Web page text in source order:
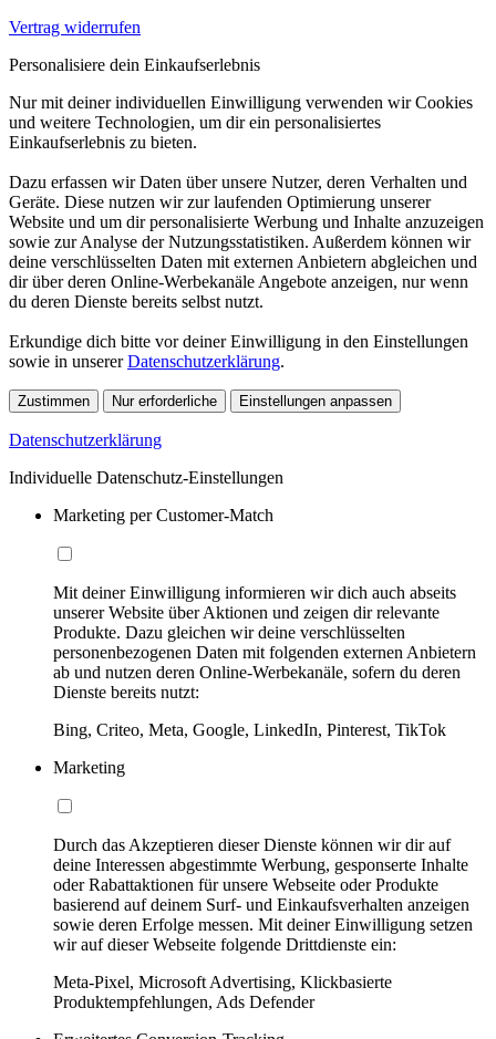
Vertrag widerrufen
Personalisiere dein Einkaufserlebnis
Nur mit deiner individuellen Einwilligung verwenden wir Cookies
und weitere Technologien, um dir ein personalisiertes
Einkaufserlebnis zu bieten.
Dazu erfassen wir Daten über unsere Nutzer, deren Verhalten und
Geräte. Diese nutzen wir zur laufenden Optimierung unserer
Website und um dir personalisierte Werbung und Inhalte anzuzeigen
sowie zur Analyse der Nutzungsstatistiken. Außerdem können wir
deine verschlüsselten Daten mit externen Anbietern abgleichen und
dir über deren Online-Werbekanäle Angebote anzeigen, nur wenn
du deren Dienste bereits selbst nutzt.
Erkundige dich bitte vor deiner Einwilligung in den Einstellungen
sowie in unsererDatenschutzerklärung.
Zustimmen Nur erforderliche Einstellungen anpassen
Datenschutzerklärung
Individuelle Datenschutz-Einstellungen
Marketing per Customer-Match
Mit deiner Einwilligung informieren wir dich auch abseits
unserer Website über Aktionen und zeigen dir relevante
Produkte. Dazu gleichen wir deine verschlüsselten
personenbezogenen Daten mit folgenden externen Anbietern
ab und nutzen deren Online-Werbekanäle, sofern du deren
Dienste bereits nutzt:
Bing, Criteo, Meta, Google, LinkedIn, Pinterest, TikTok
Marketing
Durch das Akzeptieren dieser Dienste können wir dir auf
deine Interessen abgestimmte Werbung, gesponserte Inhalte
oder Rabattaktionen für unsere Webseite oder Produkte
basierend auf deinem Surf- und Einkaufsverhalten anzeigen
sowie deren Erfolge messen. Mit deiner Einwilligung setzen
wir auf dieser Webseite folgende Drittdienste ein:
Meta-Pixel, Microsoft Advertising, Klickbasierte
Produktempfehlungen, Ads Defender